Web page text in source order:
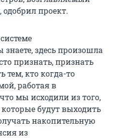
проект.
здесь произошла
признать, признать
тем, кто когда-то
работая в
мы исходили из того,
будут выходить
накопительную
из